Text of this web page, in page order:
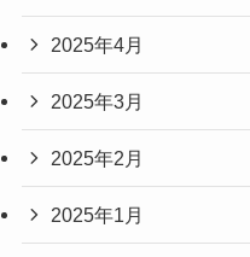
2025年4月
2025年3月
2025年2月
2025年1月